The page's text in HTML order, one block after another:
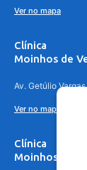
Ver no mapa
Clínica
Moinhos de
Av. Getúlio
Ver no mapa
Clínica
Moinhos de